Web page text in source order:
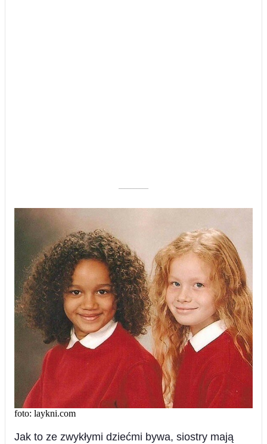
––––––––––
foto: laykni.com
Jak to ze zwykłymi dziećmi bywa, siostry mają